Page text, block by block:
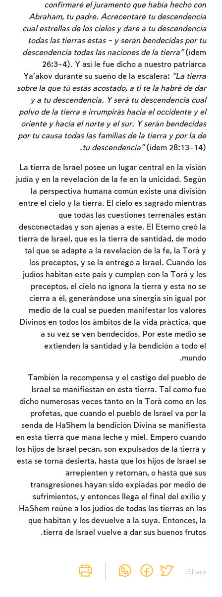
Share:
confirmaré el juramento que había hecho con
Abraham, tu padre. Acrecentaré tu descendencia
cual estrellas de los cielos y daré a tu descendencia
todas las tierras éstas – y serán bendecidas por tu
descendencia todas las naciones de la tierra"(ídem
26:3-4). Y así le fue dicho a nuestro patriarca
Ya'akov durante su sueño de la escalera: "La tierra
sobre la que tú estás acostado, a ti te la habré de dar
y a tu descendencia. Y será tu descendencia cual
polvo de la tierra e irrumpirás hacia el occidente y el
oriente y hacia el norte y el sur. Y serán bendecidas
por tu causa todas las familias de la tierra y por la de
tu descendencia"(ídem 28:13-14).
La tierra de Israel posee un lugar central en la visión
judía y en la revelación de la fe en la unicidad. Según
la perspectiva humana común existe una división
entre el cielo y la tierra. El cielo es sagrado mientras
que todas las cuestiones terrenales están
desconectadas y son ajenas a este. El Eterno creó la
tierra de Israel, que es la tierra de santidad, de modo
tal que se adapte a la revelación de la fe, la Torá y
los preceptos, y se la entregó a Israel. Cuando los
judíos habitan este país y cumplen con la Torá y los
preceptos, el cielo no ignora la tierra y esta no se
cierra a él, generándose una sinergia sin igual por
medio de la cual se pueden manifestar los valores
Divinos en todos los ámbitos de la vida práctica, que
a su vez se ven bendecidos. Por este medio se
extienden la santidad y la bendición a todo el
mundo.
También la recompensa y el castigo del pueblo de
Israel se manifiestan en esta tierra. Tal como fue
dicho numerosas veces tanto en la Torá como en los
profetas, que cuando el pueblo de Israel va por la
senda de HaShem la bendición Divina se manifiesta
en esta tierra que mana leche y miel. Empero cuando
los hijos de Israel pecan, son expulsados de la tierra y
esta se torna desierta, hasta que los hijos de Israel se
arrepienten y retornan, o hasta que sus
transgresiones hayan sido expiadas por medio de
sufrimientos, y entonces llega el final del exilio y
HaShem reúne a los judíos de todas las tierras en las
que habitan y los devuelve a la suya. Entonces, la
tierra de Israel vuelve a dar sus buenos frutos.
זמן להתחבר לחשבון
שלך
לסימון המושג כנלמד, יש להתחבר לחשבון או
להירשם
הרשמה התחברות